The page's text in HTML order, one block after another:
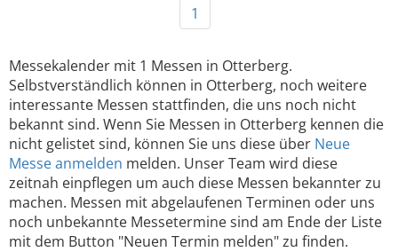
1
Messekalender mit 1 Messen in Otterberg.
Selbstverständlich können in Otterberg, noch weitere
interessante Messen stattfinden, die uns noch nicht
bekannt sind. Wenn Sie Messen in Otterberg kennen die
nicht gelistet sind, können Sie uns diese über Neue
Messe anmelden melden. Unser Team wird diese
zeitnah einpflegen um auch diese Messen bekannter zu
machen. Messen mit abgelaufenen Terminen oder uns
noch unbekannte Messetermine sind am Ende der Liste
mit dem Button "Neuen Termin melden" zu finden.